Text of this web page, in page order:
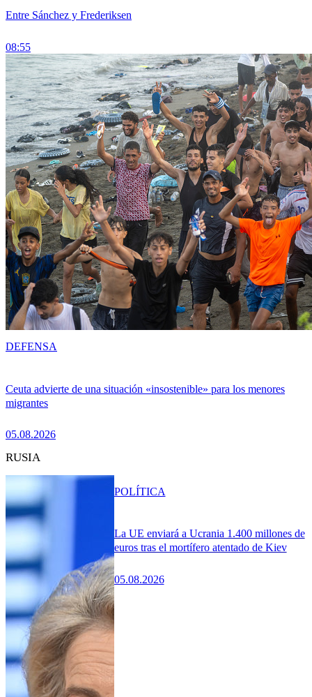
Entre Sánchez y Frederiksen
08:55
Ceuta advierte de una situación «insostenible» para los menores
migrantes
05.08.2026
DEFENSA
RUSIA
La UE enviará a Ucrania 1.400 millones de
euros tras el mortífero atentado de Kiev
05.08.2026
POLÍTICA